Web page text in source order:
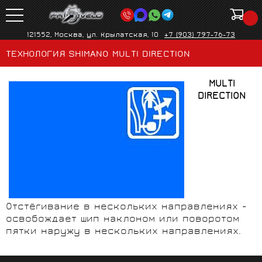
121552, Москва, ул. Крылатская, 10 +7 (903) 797-76-73
ТЕХНОЛОГИЯ SHIMANO MULTI DIRECTION
MULTI
DIRECTION
Отстёгивание в нескольких направлениях -
освобождает шип наклоном или поворотом
пятки наружу в нескольких направлениях.